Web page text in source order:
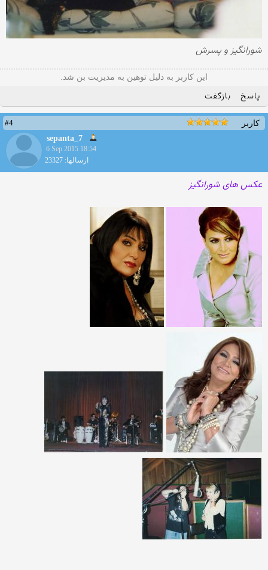
شورانگیز و پسرش
این کاربر به دلیل توهین به مدیریت بن شد.
پاسخ بازگفت
کاربر
#4
sepanta_7
6 Sep 2015 18:54
ارسالها: 23327
عکس های شورانگیز